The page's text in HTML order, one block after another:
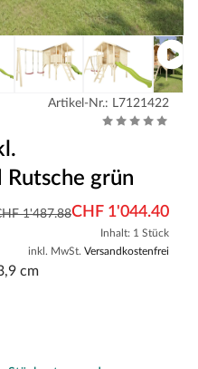
Artikel-Nr.: L7121422
Rutsche grün
1'487.88CHF 1'044.40
Inhalt: 1 Stück
inkl. MwSt. Versandkostenfrei
cm